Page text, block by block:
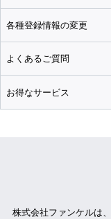
各種登録情報の変更
よくあるご質問
お得なサービス
株式会社ファンケルは、